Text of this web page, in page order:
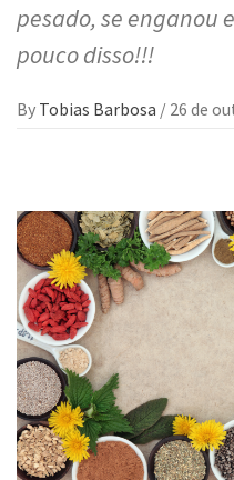
pesado, se enganou
pouco disso!!!
By Tobias Barbosa / 26 de